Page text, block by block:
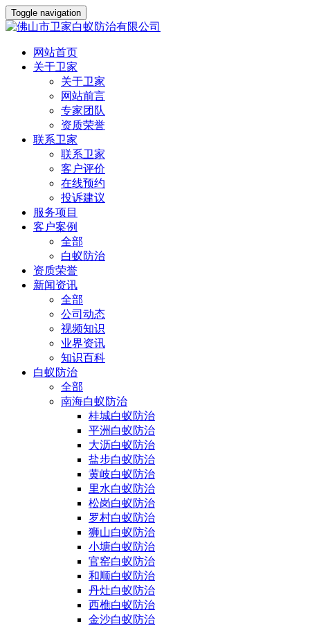
Toggle navigation
网站首页
关于卫家
关于卫家
网站前言
专家团队
资质荣誉
联系卫家
联系卫家
客户评价
在线预约
投诉建议
服务项目
客户案例
全部
白蚁防治
资质荣誉
新闻资讯
全部
公司动态
视频知识
业界资讯
知识百科
白蚁防治
全部
南海白蚁防治
桂城白蚁防治
平洲白蚁防治
大沥白蚁防治
盐步白蚁防治
黄岐白蚁防治
里水白蚁防治
松岗白蚁防治
罗村白蚁防治
狮山白蚁防治
小塘白蚁防治
官窑白蚁防治
和顺白蚁防治
丹灶白蚁防治
西樵白蚁防治
金沙白蚁防治